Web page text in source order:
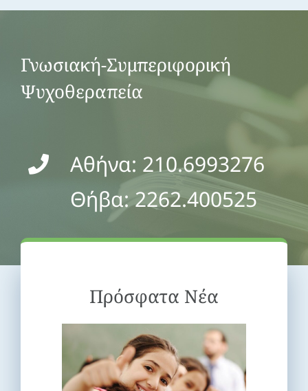
Γνωσιακή-Συμπεριφορική
Ψυχοθεραπεία
Αθήνα: 210.6993276
Θήβα: 2262.400525
Πρόσφατα Νέα